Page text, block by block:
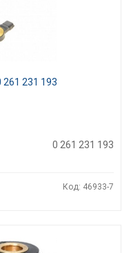
261 231 193
0 261 231 193
Код: 46933-7